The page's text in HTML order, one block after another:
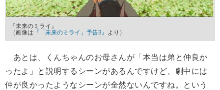
『未来のミライ』
（画像は 『「未来のミライ」予告3』 より）
あとは、くんちゃんのお母さんが「本当は弟と仲良か
ったよ」と説明するシーンがあるんですけど、劇中には
仲が良かったようなシーンが全然ないんですね。という